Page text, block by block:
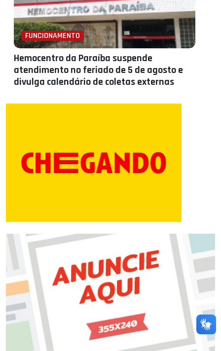
FUNCIONAMENTO
Hemocentro da Paraíba suspende
atendimento no feriado de 5 de agosto e
divulga calendário de coletas externas